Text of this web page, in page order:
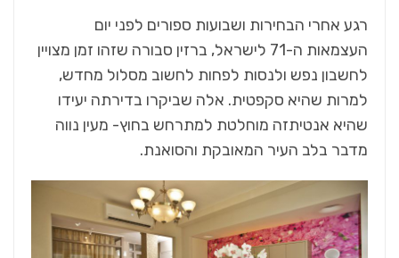
רגע אחרי הבחירות ושבועות ספורים לפני יום
העצמאות ה-71 לישראל, ברזין סבורה שזהו זמן מצויין
לחשבון נפש ולנסות לפחות לחשוב מסלול מחדש,
למרות שהיא סקפטית. אלה שביקרו בדירתה יעידו
שהיא אנטיתזה מוחלטת למתרחש בחוץ- מעין נווה
מדבר בלב העיר המאובקת והסואנת.